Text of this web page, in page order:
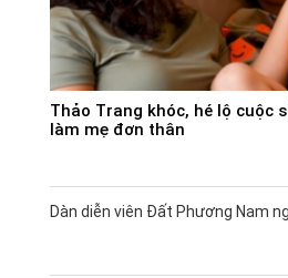
Thảo Trang khóc, hé lộ cuộc
làm mẹ đơn thân
Dàn diễn viên Đất Phương Nam